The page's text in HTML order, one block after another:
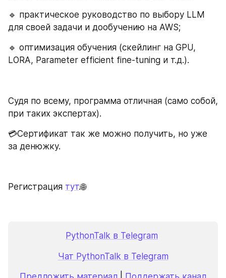
🔹 практическое руководство по выбору LLM
для своей задачи и дообучению на AWS;
🔹 оптимизация обучения (скейлинг на GPU,
LORA, Parameter efficient fine-tuning и т.д.).
Судя по всему, программа отличная (само собой,
при таких экспертах).
💳Сертификат так же можно получить, но уже
за денюжку.
Регистрация тут.🌐
PythonTalk в Telegram
Чат PythonTalk в Telegram